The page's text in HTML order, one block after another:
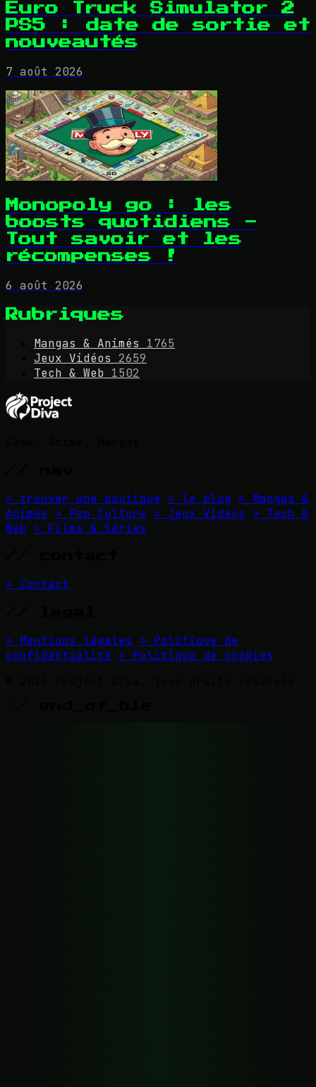
Euro Truck Simulator 2
PS5 : date de sortie et
nouveautés
7 août 2026
Monopoly go : les
boosts quotidiens -
Tout savoir et les
récompenses !
6 août 2026
Rubriques
Mangas & Animés
1765
Jeux Vidéos
2659
Tech & Web 1502
> trouver une boutique > le blog > Mangas &
Animés
> Pop Culture > Jeux Vidéos
> Tech &
Web > Films & Séries
> Contact
> Mentions légales
> Politique de
confidentialité > Politique de cookies